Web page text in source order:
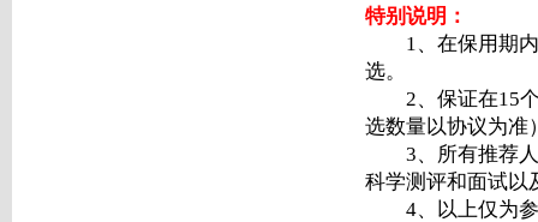
特别说明：
1、在保用期内,
选。
2、保证在15个
选数量以协议为准
3、所有推荐人
科学测评和面试以
4、以上仅为参